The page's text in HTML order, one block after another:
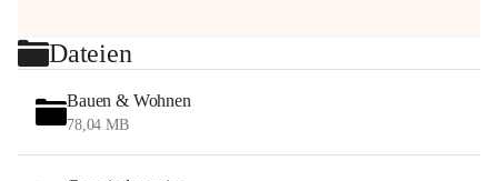
Dateien
Bauen & Wohnen
78,04 MB